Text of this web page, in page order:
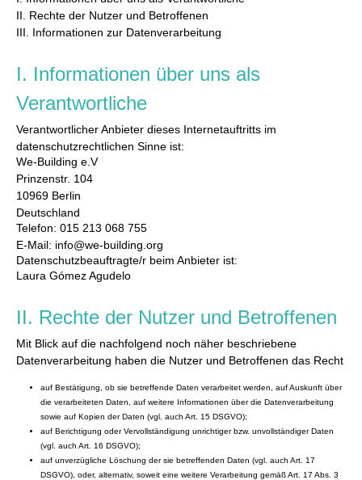
II. Rechte der Nutzer und Betroffenen
III. Informationen zur Datenverarbeitung
I. Informationen über uns als
Verantwortliche
Verantwortlicher Anbieter dieses Internetauftritts im
datenschutzrechtlichen Sinne ist:
We-Building e.V
Prinzenstr. 104
10969 Berlin
Deutschland
Telefon: 015 213 068 755
E-Mail: info@we-building.org
Datenschutzbeauftragte/r beim Anbieter ist:
Laura Gómez Agudelo
II. Rechte der Nutzer und Betroffenen
Mit Blick auf die nachfolgend noch näher beschriebene
Datenverarbeitung haben die Nutzer und Betroffenen das Recht
auf Bestätigung, ob sie betreffende Daten verarbeitet werden, auf Auskunft über
die verarbeiteten Daten, auf weitere Informationen über die Datenverarbeitung
sowie auf Kopien der Daten (vgl. auch Art. 15 DSGVO);
auf Berichtigung oder Vervollständigung unrichtiger bzw. unvollständiger Daten
(vgl. auch Art. 16 DSGVO);
auf unverzügliche Löschung der sie betreffenden Daten (vgl. auch Art. 17
DSGVO), oder, alternativ, soweit eine weitere Verarbeitung gemäß Art. 17 Abs. 3